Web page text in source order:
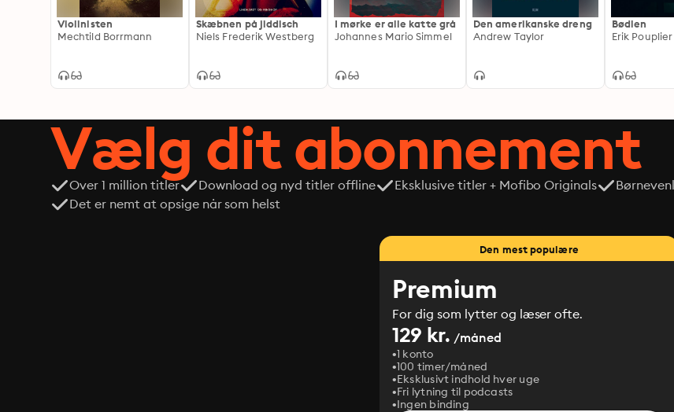
Violinisten
Mechtild Borrmann
Skæbnen på jiddisch
Niels Frederik Westberg
I mørke er alle katte grå
Johannes Mario Simmel
Den amerikanske dreng
Andrew Taylor
Bødlen
Erik Pouplier
Vælg dit abonnement
Over 1 million titler Download og nyd titler offline Eksklusive titler + Mofibo Originals
Det er nemt at opsige når som helst
Den mest populære
Premium
For dig som lytter og læser ofte.
129 kr. /måned
1 konto
100 timer/måned
Eksklusivt indhold hver uge
Fri lytning til podcasts
Ingen binding